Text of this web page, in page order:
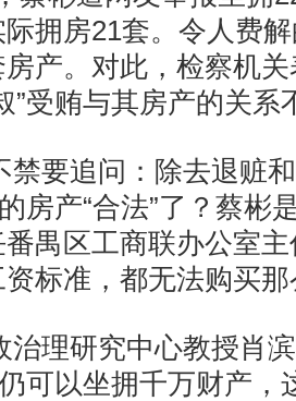
拥房21套。令人费
产。对此，检察机
”受贿与其房产的关系
禁要追问：除去退赃
房产“合法”了？蔡彬
禺区工商联办公室
标准，都无法购买
治理研究中心教授肖
可以坐拥千万财产，